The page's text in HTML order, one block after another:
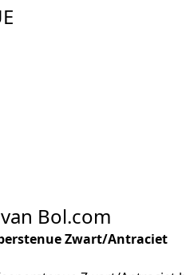
Bol.com
Zwart/Antraciet